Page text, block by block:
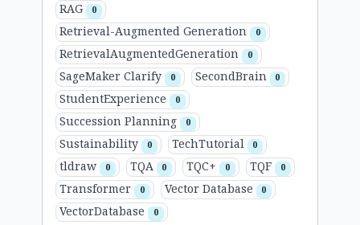
RAG 0
Retrieval-Augmented Generation 0
RetrievalAugmentedGeneration 0
SageMaker Clarify 0 SecondBrain 0
StudentExperience 0
Succession Planning 0
Sustainability 0 TechTutorial 0
tldraw 0 TQA 0 TQC+ 0 TQF 0
Transformer 0 Vector Database 0
VectorDatabase 0